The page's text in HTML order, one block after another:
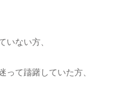
ない方、
て躊躇していた方、